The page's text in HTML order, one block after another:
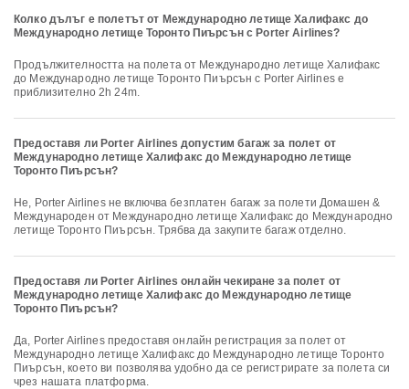
Колко дълъг е полетът от Международно летище Халифакс до
Международно летище Торонто Пиърсън с Porter Airlines?
Продължителността на полета от Международно летище Халифакс
до Международно летище Торонто Пиърсън с Porter Airlines е
приблизително 2h 24m.
Предоставя ли Porter Airlines допустим багаж за полет от
Международно летище Халифакс до Международно летище
Торонто Пиърсън?
Не, Porter Airlines не включва безплатен багаж за полети Домашен &
Международен от Международно летище Халифакс до Международно
летище Торонто Пиърсън. Трябва да закупите багаж отделно.
Предоставя ли Porter Airlines онлайн чекиране за полет от
Международно летище Халифакс до Международно летище
Торонто Пиърсън?
Да, Porter Airlines предоставя онлайн регистрация за полет от
Международно летище Халифакс до Международно летище Торонто
Пиърсън, което ви позволява удобно да се регистрирате за полета си
чрез нашата платформа.